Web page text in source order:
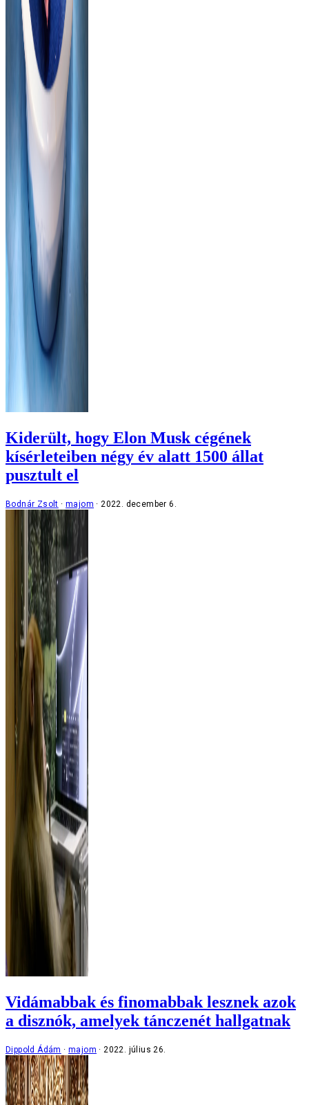
Kiderült, hogy Elon Musk cégének
kísérleteiben négy év alatt 1500 állat
pusztult el
Bodnár Zsolt majom 2022. december 6.
Vidámabbak és finomabbak lesznek azok
a disznók, amelyek tánczenét hallgatnak
Dippold Ádám majom 2022. július 26.